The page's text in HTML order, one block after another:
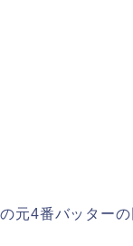
元4番バッターの